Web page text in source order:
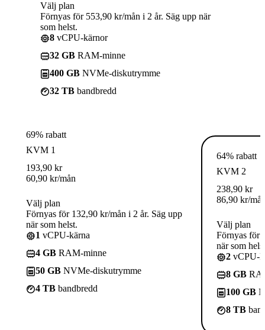
Välj plan
Förnyas för 553,90 kr/mån i 2 år. Säg upp när
som helst.
8 vCPU-kärnor
32 GB RAM-minne
400 GB NVMe-diskutrymme
32 TB bandbredd
69% rabatt
KVM 1
193,90 kr
60,90 kr/mån
Välj plan
Förnyas för 132,90 kr/mån i 2 år. Säg upp
när som helst.
1 vCPU-kärna
4 GB RAM-minne
50 GB NVMe-diskutrymme
4 TB bandbredd
64% rabatt
KVM 2
238,90 kr
86,90 kr/
Välj plan
Förnyas för
när som
2 vCPU-
8 GB
100 GB
8 TB